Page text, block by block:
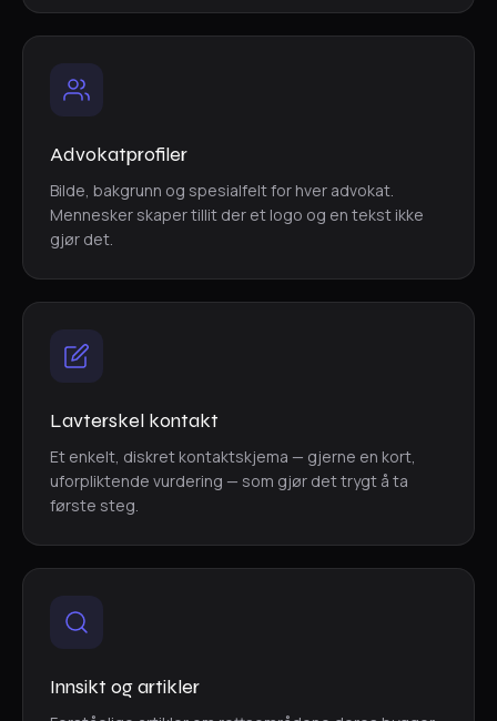
Advokatprofiler
Bilde, bakgrunn og spesialfelt for hver advokat.
Mennesker skaper tillit der et logo og en tekst ikke
gjør det.
Lavterskel kontakt
Et enkelt, diskret kontaktskjema — gjerne en kort,
uforpliktende vurdering — som gjør det trygt å ta
første steg.
Innsikt og artikler